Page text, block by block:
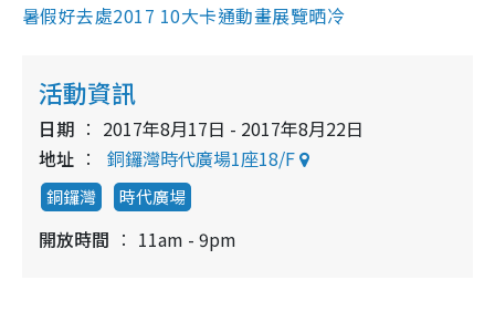
暑假好去處2017 10大卡通動畫展覽晒冷
活動資訊
日期
2017年8月17日 - 2017年8月22日
地址
銅鑼灣時代廣場1座18/F
銅鑼灣 時代廣場
開放時間 11am - 9pm